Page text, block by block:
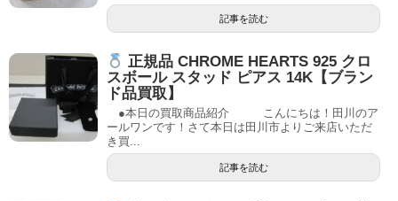
記事を読む
正規品 CHROME HEARTS 925 クロ
スボール スタッド ピアス 14K【ブラン
ド品買取】
●本日の買取商品紹介 こんにちは！田川のア
ールワンです！さて本日は田川市よりご来店いただ
き買...
記事を読む